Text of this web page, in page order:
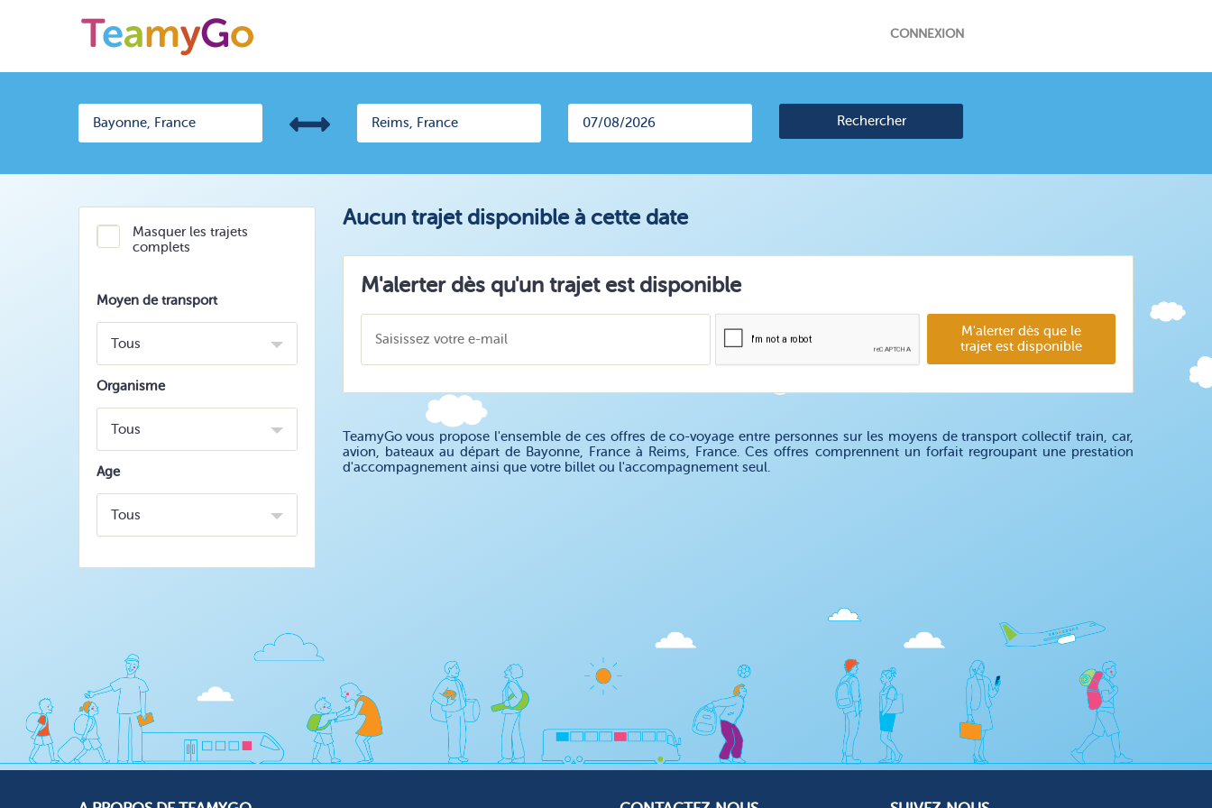
CONNEXION
Rechercher
Masquer les trajets
complets
Moyen de transport
Tous
Organisme
Tous
Age
Tous
Aucun trajet disponible à cette date
M'alerter dès qu'un trajet est disponible
M'alerter dès que le
trajet est disponible
TeamyGo vous propose l'ensemble de ces offres de co-voyage entre personnes sur les moyens de transport collectif train, car,
avion, bateaux au départ de Bayonne, France à Reims, France. Ces offres comprennent un forfait regroupant une prestation
d'accompagnement ainsi que votre billet ou l'accompagnement seul.